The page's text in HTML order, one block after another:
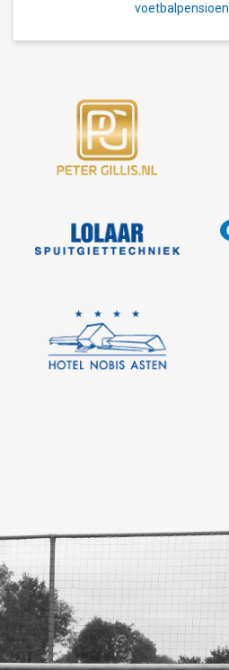
voetbalpensioen